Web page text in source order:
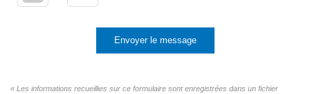
Envoyer le message
« Les informations recueillies sur ce formulaire sont enregistrées dans un fichier